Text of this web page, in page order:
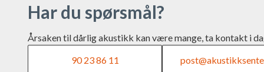
Har du spørsmål?
Årsaken til dårlig akustikk kan være mange, ta kontakt i
90 23 86 11